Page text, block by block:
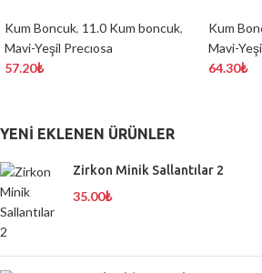
Kum Boncuk, 11.0 Kum boncuk,
Mavi-Yeşil Precıosa
57.20₺
Kum
Mavi-
64.30₺
YENI EKLENEN ÜRÜNLER
Zirkon Minik Sallantılar 2
35.00₺